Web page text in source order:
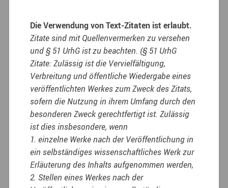
Die Verwendung von Text-Zitaten ist erlaubt.
Zitate sind mit Quellenvermerken zu versehen
und § 51 UrhG ist zu beachten. (§ 51 UrhG
Zitate: Zulässig ist die Vervielfältigung,
Verbreitung und öffentliche Wiedergabe eines
veröffentlichten Werkes zum Zweck des Zitats,
sofern die Nutzung in ihrem Umfang durch den
besonderen Zweck gerechtfertigt ist. Zulässig
ist dies insbesondere, wenn
1. einzelne Werke nach der Veröffentlichung in
ein selbständiges wissenschaftliches Werk zur
Erläuterung des Inhalts aufgenommen werden,
2. Stellen eines Werkes nach der